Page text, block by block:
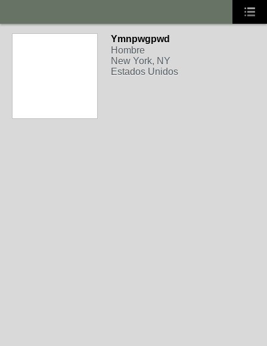
Ymnpwgpwd
Hombre
New York, NY
Estados Unidos